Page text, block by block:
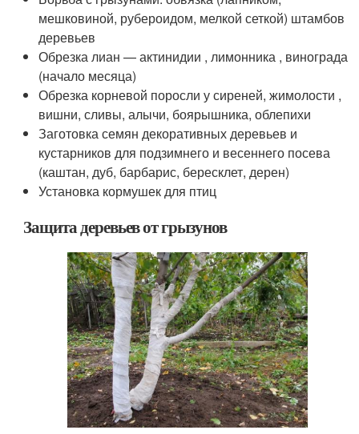
мешковиной, рубероидом, мелкой сеткой) штамбов
деревьев
Обрезка лиан — актинидии , лимонника , винограда
(начало месяца)
Обрезка корневой поросли у сиреней, жимолости ,
вишни, сливы, алычи, боярышника, облепихи
Заготовка семян декоративных деревьев и
кустарников для подзимнего и весеннего посева
(каштан, дуб, барбарис, бересклет, дерен)
Установка кормушек для птиц
Защита деревьев от грызунов